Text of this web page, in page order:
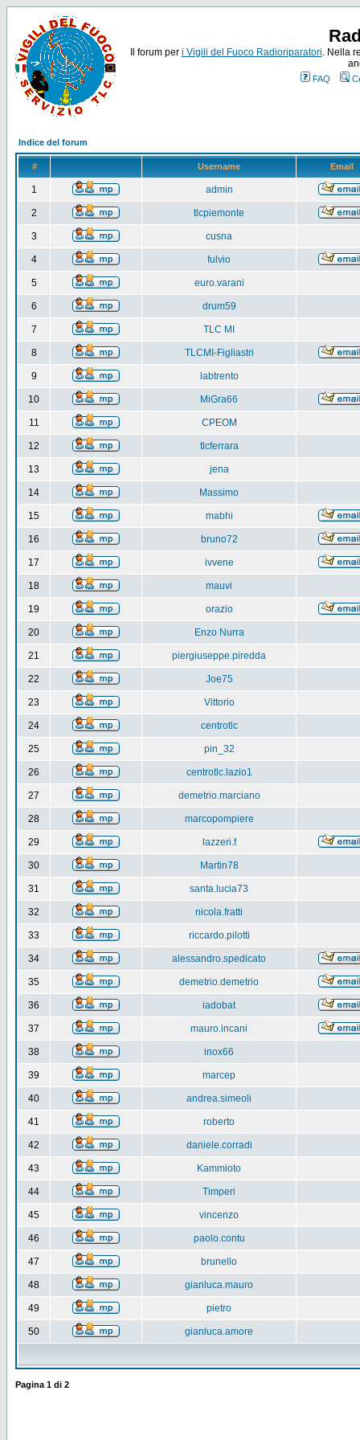
Il forum per i Vigili del Fuoco Radioriparatori. Nella
FAQ
Indice del forum
# Username Email
1 admin
2 tlcpiemonte
3 cusna
4 fulvio
5 euro.varani
6 drum59
7 TLC MI
8 TLCMI-Figliastri
9 labtrento
10 MiGra66
11 CPEOM
12 tlcferrara
13 jena
14 Massimo
15 mabhi
16 bruno72
17 ivvene
18 mauvi
19 orazio
20 Enzo Nurra
21 piergiuseppe.piredda
22 Joe75
23 Vittorio
24 centrotlc
25 pin_32
26 centrotlc.lazio1
27 demetrio.marciano
28 marcopompiere
29 lazzeri.f
30 Martin78
31 santa.lucia73
32 nicola.fratti
33 riccardo.pilotti
34 alessandro.spedicato
35 demetrio.demetrio
36 iadobat
37 mauro.incani
38 inox66
39 marcep
40 andrea.simeoli
41 roberto
42 daniele.corradi
43 Kammioto
44 Timperi
45 vincenzo
46 paolo.contu
47 brunello
48 gianluca.mauro
49 pietro
50 gianluca.amore
Pagina 1 di 2